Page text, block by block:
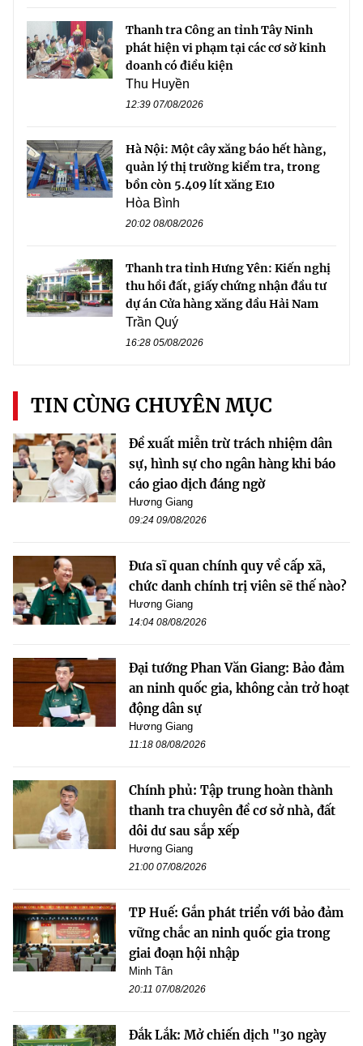
Thanh tra Công an tỉnh Tây Ninh
phát hiện vi phạm tại các cơ sở kinh
doanh có điều kiện
Thu Huyền
12:39 07/08/2026
Hà Nội: Một cây xăng báo hết hàng,
quản lý thị trường kiểm tra, trong
bồn còn 5.409 lít xăng E10
Hòa Bình
20:02 08/08/2026
Thanh tra tỉnh Hưng Yên: Kiến nghị
thu hồi đất, giấy chứng nhận đầu tư
dự án Cửa hàng xăng dầu Hải Nam
Trần Quý
16:28 05/08/2026
TIN CÙNG CHUYÊN MỤC
Đề xuất miễn trừ trách nhiệm dân
sự, hình sự cho ngân hàng khi báo
cáo giao dịch đáng ngờ
Hương Giang
09:24 09/08/2026
Đưa sĩ quan chính quy về cấp xã,
chức danh chính trị viên sẽ thế nào?
Hương Giang
14:04 08/08/2026
Đại tướng Phan Văn Giang: Bảo đảm
an ninh quốc gia, không cản trở hoạt
động dân sự
Hương Giang
11:18 08/08/2026
Chính phủ: Tập trung hoàn thành
thanh tra chuyên đề cơ sở nhà, đất
dôi dư sau sắp xếp
Hương Giang
21:00 07/08/2026
TP Huế: Gắn phát triển với bảo đảm
vững chắc an ninh quốc gia trong
giai đoạn hội nhập
Minh Tân
20:11 07/08/2026
Đắk Lắk: Mở chiến dịch "30 ngày